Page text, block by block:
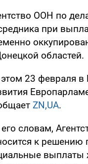
ООН по
при
областей.
23 февраля в
ZN,UA.
словам,
к решению
выплаты